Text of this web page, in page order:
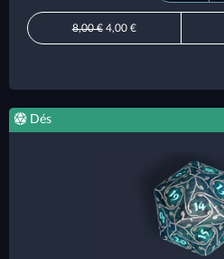
8,00 €4,00 €
Dés